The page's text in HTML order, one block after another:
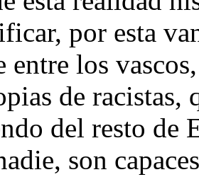
por esta
entre los
de racistas,
del resto de
son